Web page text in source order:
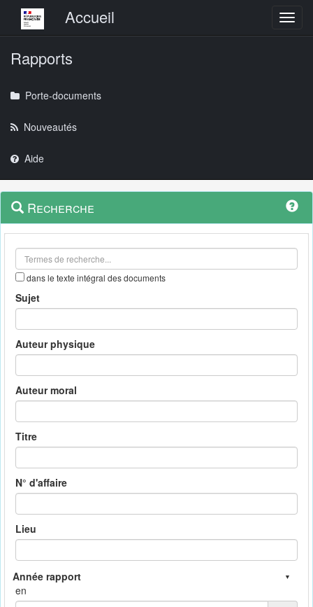
Menu principalAccueil
Rapports
Porte-documents
Nouveautés
Aide
Navigation
outils
Menu
contextuel
Recherche
dans le texte intégral des documents
Sujet
Auteur physique
Auteur moral
Titre
N° d'affaire
Lieu
en